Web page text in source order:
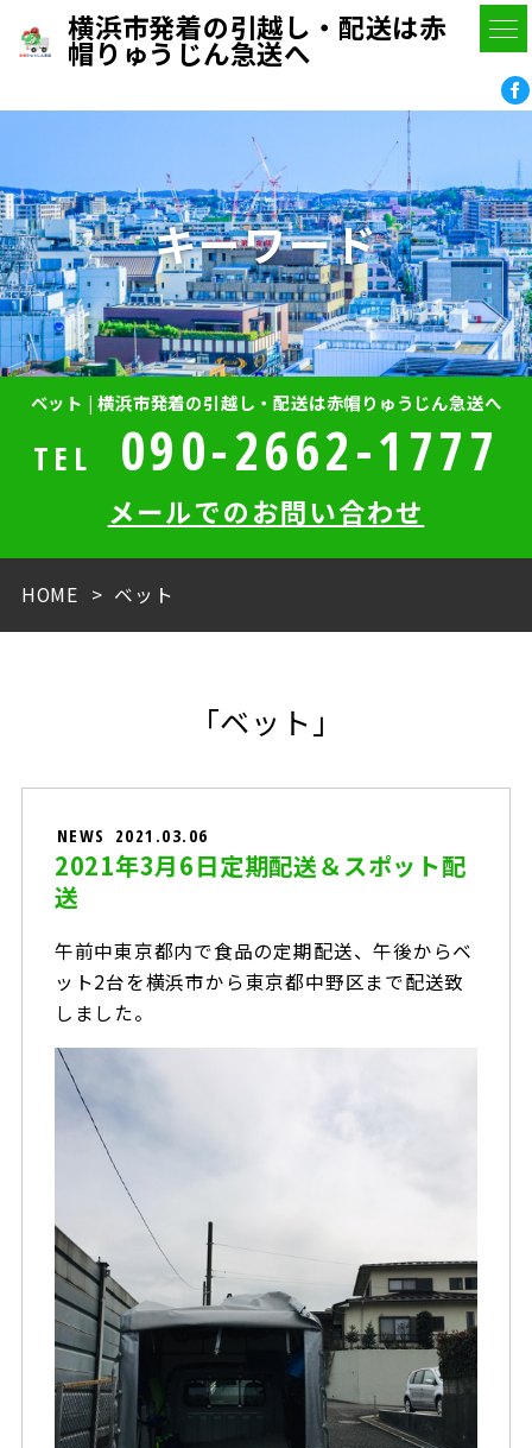
横浜市発着の引越し・配送は赤
帽りゅうじん急送へ
キーワード
ベット | 横浜市発着の引越し・配送は赤帽りゅうじん急送へ
TEL 090-2662-1777
メールでのお問い合わせ
HOME ベット
「ベット」
NEWS 2021.03.06
2021年3月6日定期配送＆スポット配
送
午前中東京都内で食品の定期配送、午後からベ
ット2台を横浜市から東京都中野区まで配送致
しました。